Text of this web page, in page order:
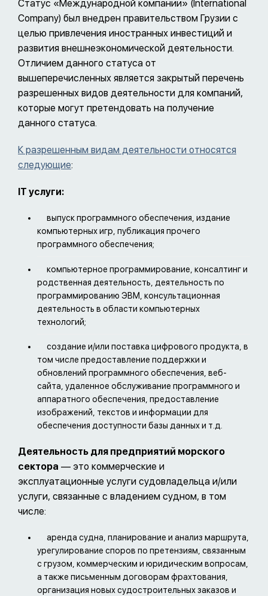
Статус «Международной компании» (International
Company) был внедрен правительством Грузии с
целью привлечения иностранных инвестиций и
развития внешнеэкономической деятельности.
Отличием данного статуса от
вышеперечисленных является закрытый перечень
разрешенных видов деятельности для компаний,
которые могут претендовать на получение
данного статуса.
К разрешенным видам деятельности относятся
следующие:
IT услуги:
выпуск программного обеспечения, издание
компьютерных игр, публикация прочего
программного обеспечения;
компьютерное программирование, консалтинг и
родственная деятельность, деятельность по
программированию ЭВМ, консультационная
деятельность в области компьютерных
технологий;
создание и/или поставка цифрового продукта, в
том числе предоставление поддержки и
обновлений программного обеспечения, веб-
сайта, удаленное обслуживание программного и
аппаратного обеспечения, предоставление
изображений, текстов и информации для
обеспечения доступности базы данных и т.д.
Деятельность для предприятий морского
сектора — это коммерческие и
эксплуатационные услуги судовладельца и/или
услуги, связанные с владением судном, в том
числе:
аренда судна, планирование и анализ маршрута,
урегулирование споров по претензиям, связанным
с грузом, коммерческим и юридическим вопросам,
а также письменным договорам фрахтования,
организация новых судостроительных заказов и